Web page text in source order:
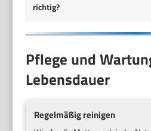
richtig?
Pflege und
Lebensdauer
Regelmäßig reinigen